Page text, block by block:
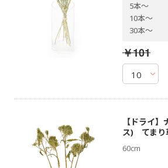
5本～
10本～
30本～
￥101
【ドライ
ス) てまり
60cm